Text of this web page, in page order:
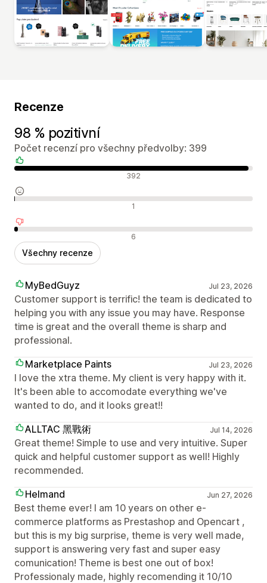
Recenze
98 % pozitivní
Počet recenzí pro všechny předvolby: 399
Pozitivní recenze 392
Neutrální recenze 1
Negativní recenze 6
Všechny recenze
MyBedGuyz Jul 23, 2026
Customer support is terrific! the team is dedicated to
helping you with any issue you may have. Response
time is great and the overall theme is sharp and
professional.
Marketplace Paints
Jul 23, 2026
I love the xtra theme. My client is very happy with it.
It's been able to accomodate everything we've
wanted to do, and it looks great!!
ALLTAC 黑戰術
Jul 14, 2026
Great theme! Simple to use and very intuitive. Super
quick and helpful customer support as well! Highly
recommended.
Helmand
Jun 27, 2026
Best theme ever! I am 10 years on other e-
commerce platforms as Prestashop and Opencart ,
but this is my big surprise, theme is very well made,
support is answering very fast and super easy
comunication! Theme is best one out of box!
Professionaly made, highly recomending it 10/10